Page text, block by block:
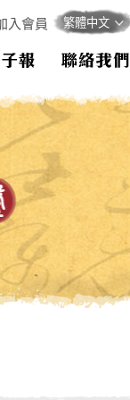
入會員
報 聯絡我們